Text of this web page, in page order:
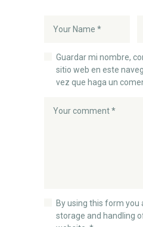
Guardar mi nombre,
sitio web en este
vez que haga un
By using this form you
storage and handling